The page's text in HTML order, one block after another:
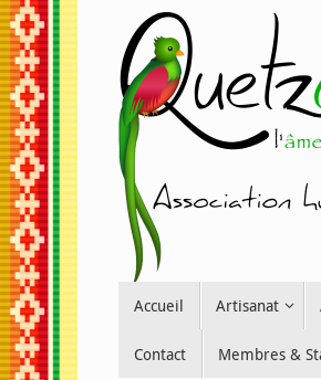
Passer
au
contenu
Accueil Artisanat
Contact Membres &